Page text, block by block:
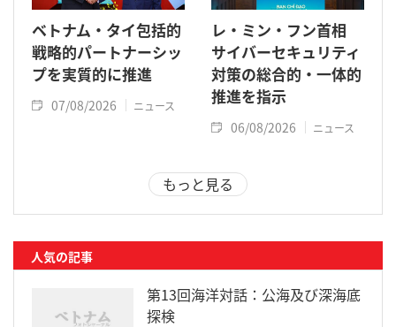
ベトナム・タイ包括的
戦略的パートナーシッ
プを実質的に推進
07/08/2026 ニュース
レ・ミン・フン首相
サイバーセキュリティ
対策の総合的・一体的
推進を指示
06/08/2026 ニュース
もっと見る
人気の記事
第13回海洋対話：公海及び深海底
探検